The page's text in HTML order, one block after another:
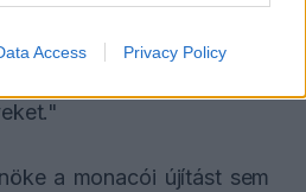
Access Privacy Policy
órát, hogy
a monacói újítást sem